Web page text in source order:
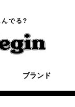
んでる?
ブランド